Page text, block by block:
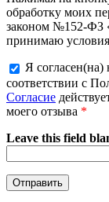
обработку моих
законом №152-ФЗ
принимаю условия
Я
соответствии с
Согласие
моего отзыва *
Leave this field